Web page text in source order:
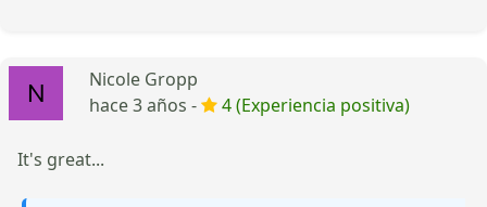
Nicole Gropp
hace 3 años -
4 (Experiencia positiva)
It's great...